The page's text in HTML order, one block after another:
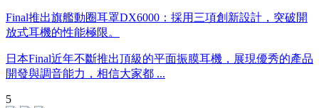
Final推出旗艦動圈耳罩DX6000：採用三項創新設計，突破開
放式耳機的性能極限。
日本Final近年不斷推出頂級的平面振膜耳機，展現優秀的產品
開發與調音能力，相信大家都 ...
5